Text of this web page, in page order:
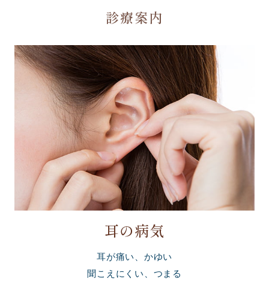
診療案内
耳の病気
耳が痛い、かゆい
聞こえにくい、つまる